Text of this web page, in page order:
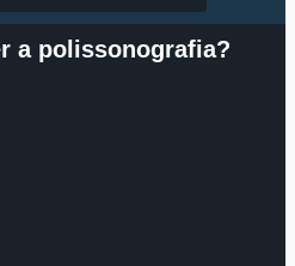
a polissonografia?